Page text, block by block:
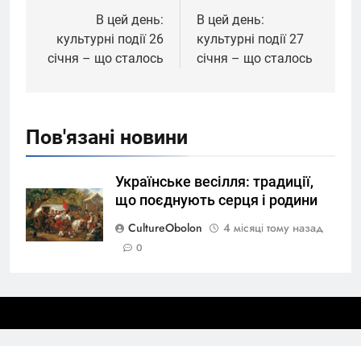
записівВ цей день:
культурні події 26
січня – що сталось
В цей день:
культурні події 27
січня – що сталось
Пов'язані новини
Українське весілля: традиції,
що поєднують серця і родини
CultureObolon
4 місяці тому назад
0